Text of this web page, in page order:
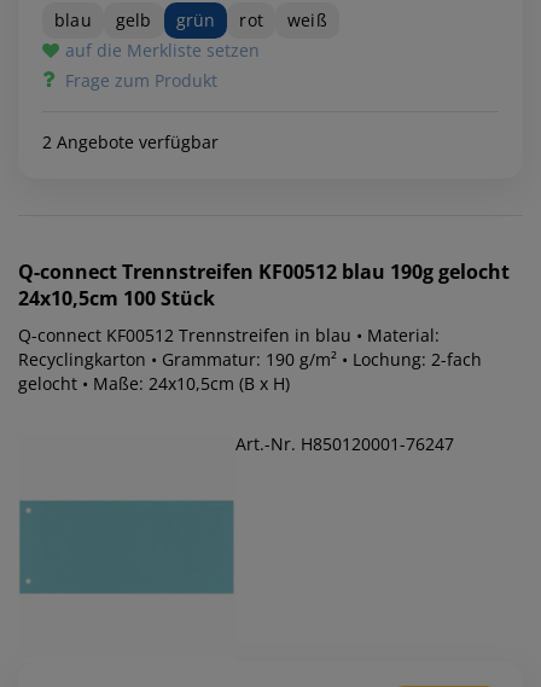
blau
gelb grün rot
weiß
auf die Merkliste setzen
Frage zum Produkt
2 Angebote verfügbar
Q-connectTrennstreifen KF00512 blau 190g gelocht
24x10,5cm 100 Stück
Q-connect KF00512 Trennstreifen in blau • Material:
Recyclingkarton • Grammatur: 190 g/m² • Lochung: 2-fach
gelocht • Maße: 24x10,5cm (B x H)
Art.-Nr. H850120001-76247